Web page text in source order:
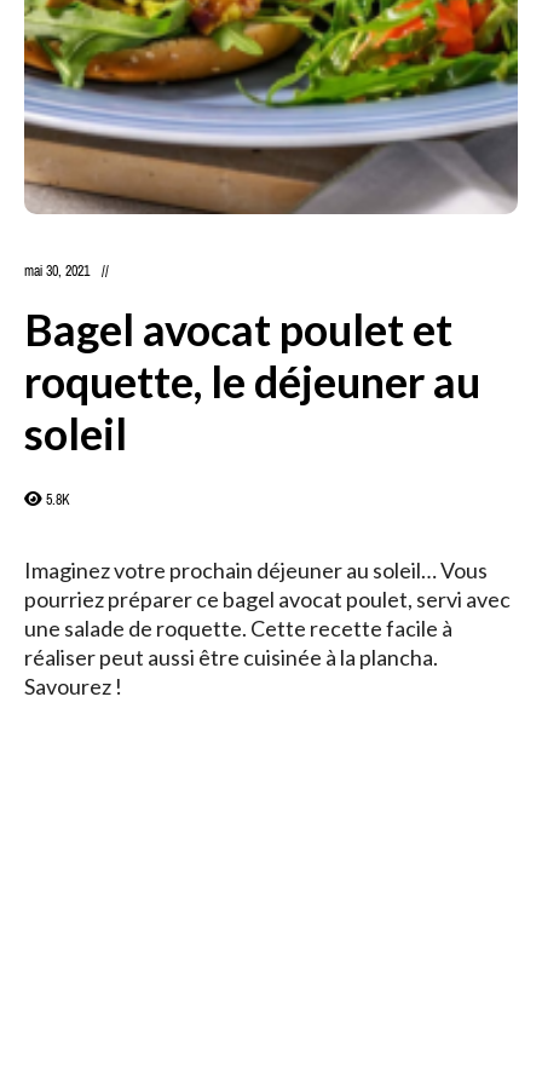
mai 30, 2021
Bagel avocat poulet et
roquette, le déjeuner au
soleil
5.8K
Imaginez votre prochain déjeuner au soleil… Vous
pourriez préparer ce bagel avocat poulet, servi avec
une salade de roquette. Cette recette facile à
réaliser peut aussi être cuisinée à la plancha.
Savourez !